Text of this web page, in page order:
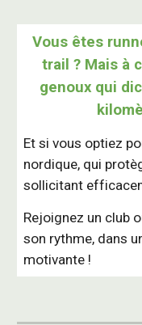
Vous êtes
trail ? Mais à
genoux qui
Et si vous optiez
nordique, qui
sollicitant
Rejoignez un club
son rythme, dans
motivante !